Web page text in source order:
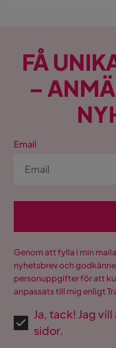
FÅ
–
Email
Genom att fylla i min
nyhetsbrev och
personuppgifter för att
anpassats till mig enligt
Ja, tack! Jag
sidor.